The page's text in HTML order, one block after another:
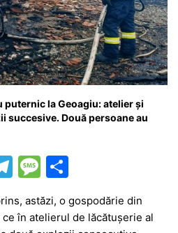
puternic la Geoagiu: atelier și
succesive. Două persoane au
T
e
M
e
s ta
astăzi, o gospodărie din
în atelierul de lăcătușerie al